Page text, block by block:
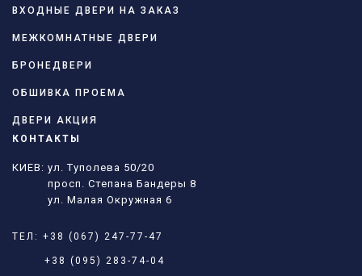
ВХОДНЫЕ ДВЕРИ НА ЗАКАЗ
МЕЖКОМНАТНЫЕ ДВЕРИ
БРОНЕДВЕРИ
ОБШИВКА ПРОЕМА
ДВЕРИ АКЦИЯ
КОНТАКТЫ
КИЕВ: ул. Туполева 50/20
просп. Степана Бандеры 8
ул. Малая Окружная 6
ТЕЛ: +38 (067) 247-77-47
+38 (095) 283-74-04